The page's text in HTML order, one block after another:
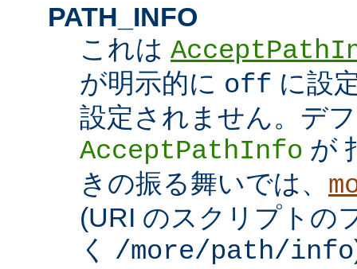
PATH_INFO
これは
が明示的に off に設
設定されません。デ
AcceptPathInfo が
きの振る舞いでは、
(URI のスクリプトの
く /more/path/info